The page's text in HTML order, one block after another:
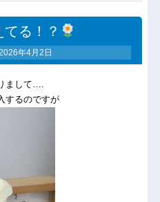
る！？
年4月2日
まして….
するのですが